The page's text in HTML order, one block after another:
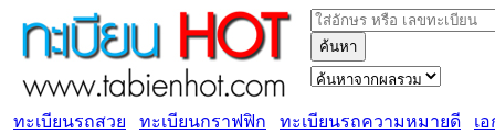
ค้นหา
ทะเบียนรถสวย ทะเบียนกราฟฟิก ทะเบียนรถความหมายดี เ